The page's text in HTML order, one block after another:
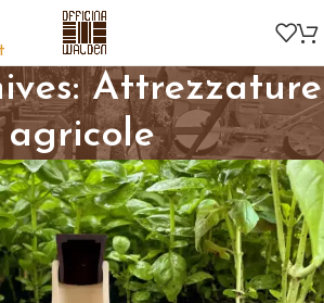
Attrezzature
agricole